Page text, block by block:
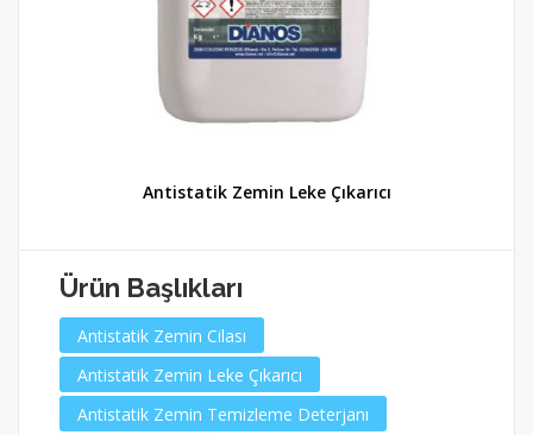
Antistatik Zemin Leke Çıkarıcı
Ürün Başlıkları
Antistatik Zemin Cilası
Antistatik Zemin Leke Çıkarıcı
Antistatik Zemin Temizleme Deterjanı